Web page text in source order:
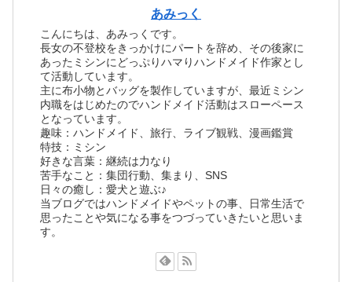
あみっく
こんにちは、あみっくです。
長女の不登校をきっかけにパートを辞め、その後家に
あったミシンにどっぷりハマりハンドメイド作家とし
て活動しています。
主に布小物とバッグを製作していますが、最近ミシン
内職をはじめたのでハンドメイド活動はスローペース
となっています。
趣味：ハンドメイド、旅行、ライブ観戦、漫画鑑賞
特技：ミシン
好きな言葉：継続は力なり
苦手なこと：集団行動、集まり、SNS
日々の癒し：愛犬と遊ぶ♪
当ブログではハンドメイドやペットの事、日常生活で
思ったことや気になる事をつづっていきたいと思いま
す。